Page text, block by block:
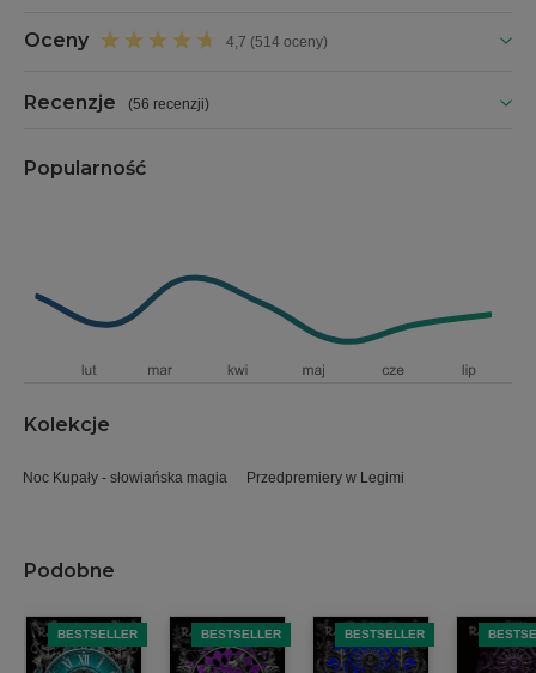
Oceny 4,7 (514 oceny)
Recenzje (56 recenzji)
Popularność
Kolekcje
Noc Kupały - słowiańska magia Przedpremiery w Legimi
Podobne
BESTSELLER BESTSELLER BESTSELLER